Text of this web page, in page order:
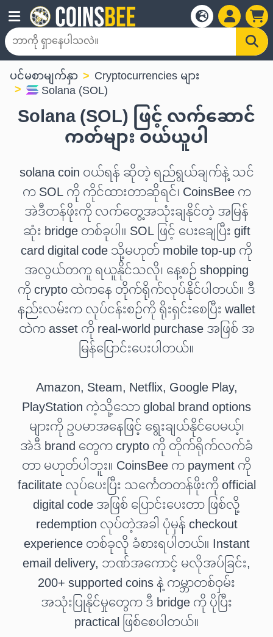
ပင်မစာမျက်နှာ Cryptocurrencies များ
Solana (SOL)
Solana (SOL) ဖြင့် လက်ဆောင်
ကတ်များ ဝယ်ယူပါ
solana coin ဝယ်ရန် ဆိုတဲ့ ရည်ရွယ်ချက်နဲ့ သင်
က SOL ကို ကိုင်ထားတာဆိုရင်၊ CoinsBee က
အဲဒီတန်ဖိုးကို လက်တွေ့အသုံးချနိုင်တဲ့ အမြန်
ဆုံး bridge တစ်ခုပါ။ SOL ဖြင့် ပေးချေပြီး gift
card digital code သို့မဟုတ် mobile top-up ကို
အလွယ်တကူ ရယူနိုင်သလို၊ နေ့စဉ် shopping
ကို crypto ထဲကနေ တိုက်ရိုက်လုပ်နိုင်ပါတယ်။ ဒီ
နည်းလမ်းက လုပ်ငန်းစဉ်ကို ရိုးရှင်းစေပြီး wallet
ထဲက asset ကို real-world purchase အဖြစ် အ
မြန်ပြောင်းပေးပါတယ်။
Amazon, Steam, Netflix, Google Play,
PlayStation ကဲ့သို့သော global brand options
များကို ဥပမာအနေဖြင့် ရွေးချယ်နိုင်ပေမယ့်၊
အဲဒီ brand တွေက crypto ကို တိုက်ရိုက်လက်ခံ
တာ မဟုတ်ပါဘူး။ CoinsBee က payment ကို
facilitate လုပ်ပေးပြီး သင်္ကေတတန်ဖိုးကို official
digital code အဖြစ် ပြောင်းပေးတာ ဖြစ်လို့
redemption လုပ်တဲ့အခါ ပုံမှန် checkout
experience တစ်ခုလို ခံစားရပါတယ်။ Instant
email delivery, ဘဏ်အကောင့် မလိုအပ်ခြင်း,
200+ supported coins နဲ့ ကမ္ဘာတစ်ဝှမ်း
အသုံးပြုနိုင်မှုတွေက ဒီ bridge ကို ပိုပြီး
practical ဖြစ်စေပါတယ်။